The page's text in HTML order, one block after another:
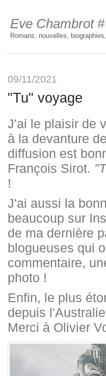
Eve Chambrot
Romans, nouvelles,
09/11/2021
"Tu" voyage
J'ai le plaisir de
à la devanture
diffusion est
François Sirot.
!
J'ai aussi la
beaucoup sur
de ma dernière
blogueuses qui
commentaire,
photo !
Enfin, le plus
depuis
Merci à Olivier